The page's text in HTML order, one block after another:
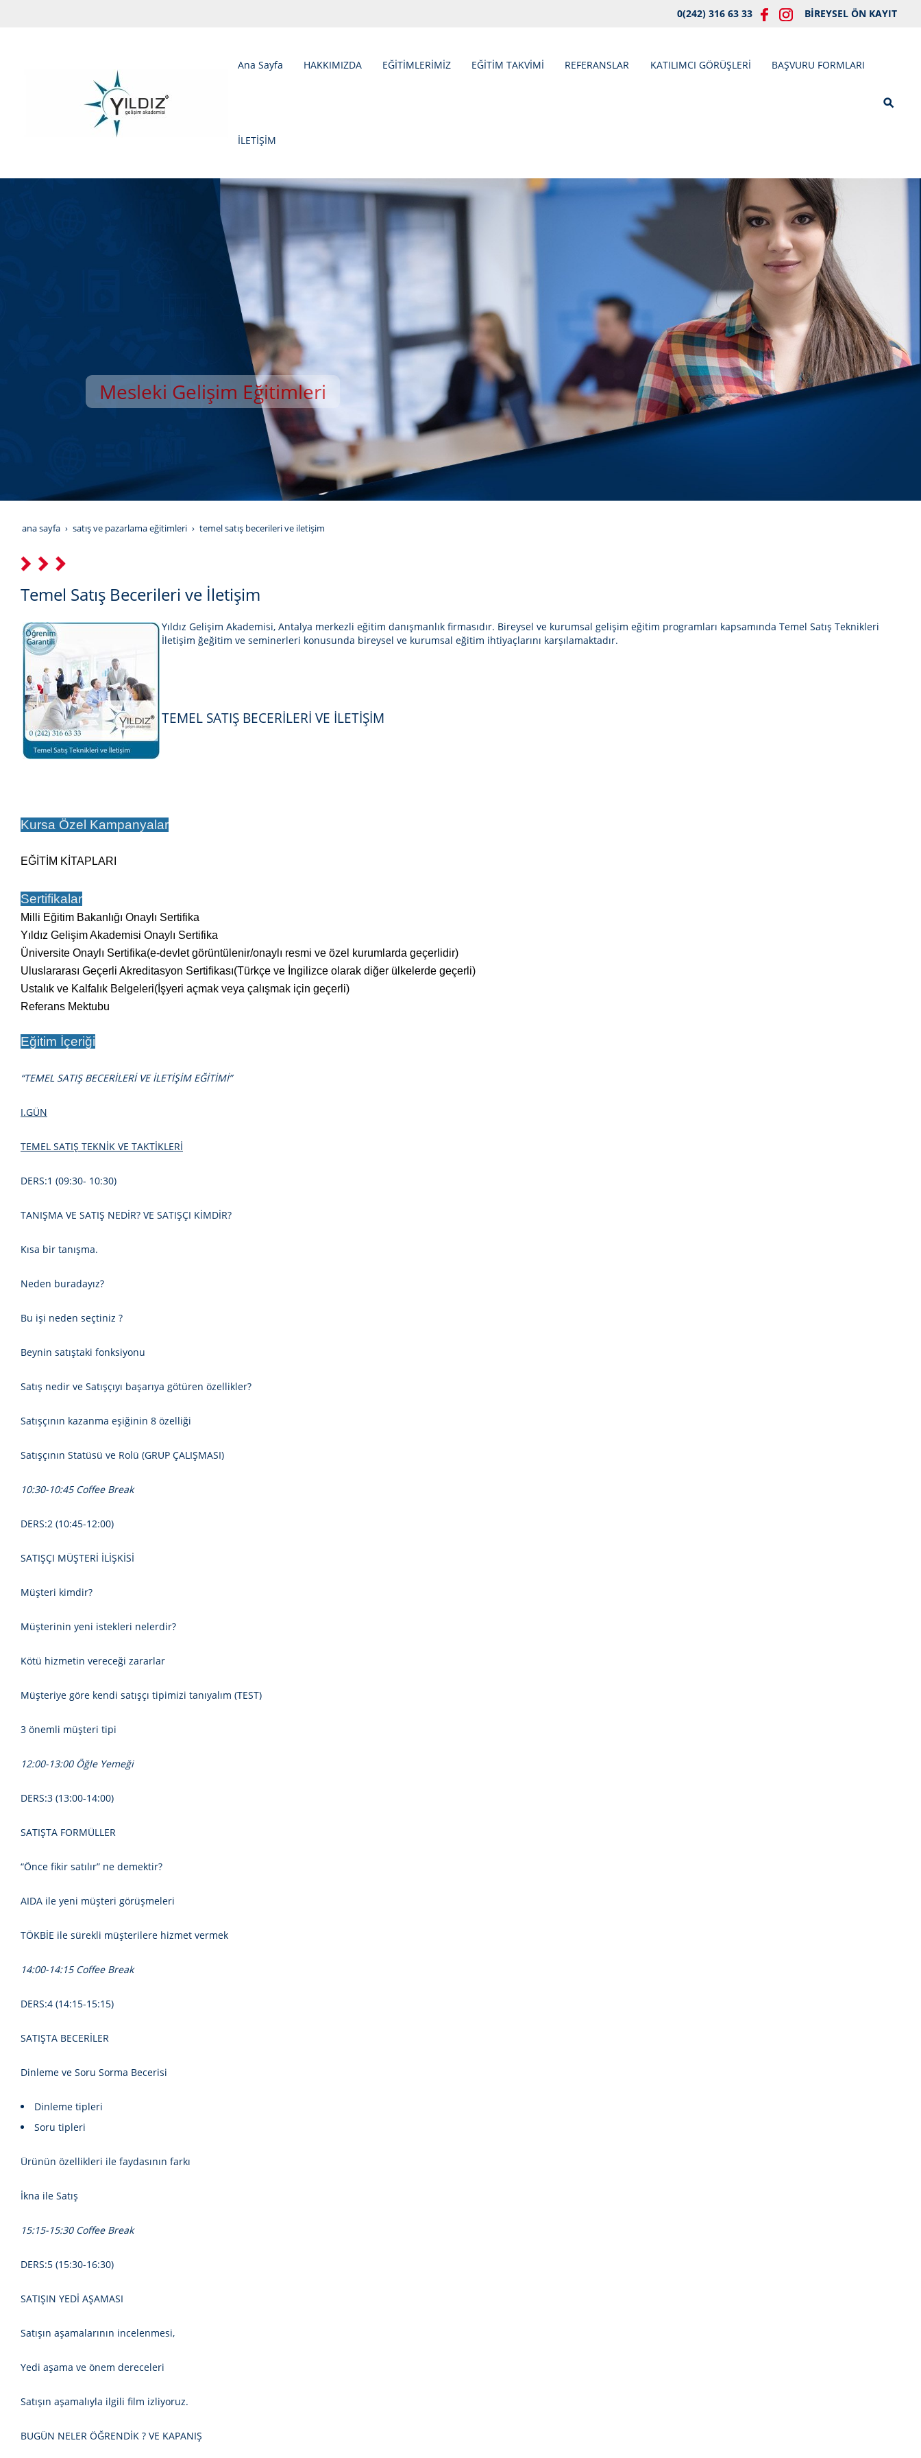
0(242) 316 63 33 BİREYSEL ÖN KAYIT
Ana Sayfa HAKKIMIZDA EĞİTİMLERİMİZ EĞİTİM TAKVİMİ REFERANSLAR KATILIMCI GÖRÜŞLERİ BAŞVURU FORMLARI
İLETİŞİM
Mesleki Gelişim Eğitimleri
YILDIZ GELİŞİM AKADEMİSİ
ana sayfa satış ve pazarlama eğitimleri temel satış becerileri ve i̇letişim
Temel Satış Becerileri ve İletişim
Yıldız Gelişim Akademisi, Antalya merkezli eğitim danışmanlık firmasıdır. Bireysel ve kurumsal gelişim eğitim programları kapsamında Temel Satış Teknikleri
İletişim ğeğitim ve seminerleri konusunda bireysel ve kurumsal eğitim ihtiyaçlarını karşılamaktadır.
TEMEL SATIŞ BECERİLERİ VE İLETİŞİM
Kursa Özel Kampanyalar
EĞİTİM KİTAPLARI
Sertifikalar
Milli Eğitim Bakanlığı Onaylı Sertifika
Yıldız Gelişim Akademisi Onaylı Sertifika
Üniversite Onaylı Sertifika(e-devlet görüntülenir/onaylı resmi ve özel kurumlarda geçerlidir)
Uluslararası Geçerli Akreditasyon Sertifikası(Türkçe ve İngilizce olarak diğer ülkelerde geçerli)
Ustalık ve Kalfalık Belgeleri(İşyeri açmak veya çalışmak için geçerli)
Referans Mektubu
Eğitim İçeriği
“TEMEL SATIŞ BECERİLERİ VE İLETİŞİM EĞİTİMİ”
I.GÜN
TEMEL SATIŞ TEKNİK VE TAKTİKLERİ
DERS:1 (09:30- 10:30)
TANIŞMA VE SATIŞ NEDİR? VE SATIŞÇI KİMDİR?
Kısa bir tanışma.
Neden buradayız?
Bu işi neden seçtiniz ?
Beynin satıştaki fonksiyonu
Satış nedir ve Satışçıyı başarıya götüren özellikler?
Satışçının kazanma eşiğinin 8 özelliği
Satışçının Statüsü ve Rolü (GRUP ÇALIŞMASI)
10:30-10:45 Coffee Break
DERS:2 (10:45-12:00)
SATIŞÇI MÜŞTERİ İLİŞKİSİ
Müşteri kimdir?
Müşterinin yeni istekleri nelerdir?
Kötü hizmetin vereceği zararlar
Müşteriye göre kendi satışçı tipimizi tanıyalım (TEST)
3 önemli müşteri tipi
12:00-13:00 Öğle Yemeği
DERS:3 (13:00-14:00)
SATIŞTA FORMÜLLER
“Önce fikir satılır” ne demektir?
AIDA ile yeni müşteri görüşmeleri
TÖKBİE ile sürekli müşterilere hizmet vermek
14:00-14:15 Coffee Break
DERS:4 (14:15-15:15)
SATIŞTA BECERİLER
Dinleme ve Soru Sorma Becerisi
Dinleme tipleri
Soru tipleri
Ürünün özellikleri ile faydasının farkı
İkna ile Satış
15:15-15:30 Coffee Break
DERS:5 (15:30-16:30)
SATIŞIN YEDİ AŞAMASI
Satışın aşamalarının incelenmesi,
Yedi aşama ve önem dereceleri
Satışın aşamalıyla ilgili film izliyoruz.
BUGÜN NELER ÖĞRENDİK ? VE KAPANIŞ